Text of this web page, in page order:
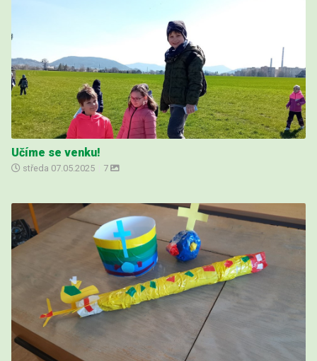
Učíme se venku!
středa 07.05.2025 7